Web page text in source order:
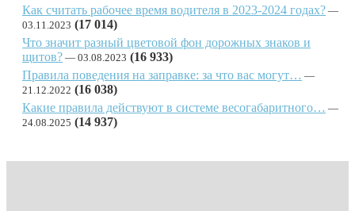
Как считать рабочее время водителя в 2023-2024 годах?
03.11.2023 (17 014)
Что значит разный цветовой фон дорожных знаков и
щитов?
03.08.2023 (16 933)
Правила поведения на заправке: за что вас могут…
21.12.2022 (16 038)
Какие правила действуют в системе весогабаритного…
24.08.2025 (14 937)